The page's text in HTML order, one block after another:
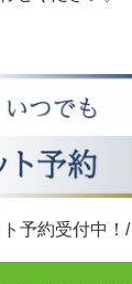
予約受付中！/